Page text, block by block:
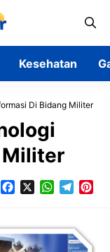
Kesehatan
Di Bidang Militer
Militer
FacebookWhatsApp